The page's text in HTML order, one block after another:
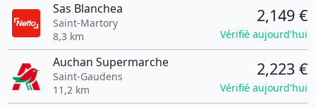
Sas Blanchea
Saint-Martory
8,3 km
2,149 €
Vérifié aujourd'hui
Auchan Supermarche
Saint-Gaudens
11,2 km
2,223 €
Vérifié aujourd'hui